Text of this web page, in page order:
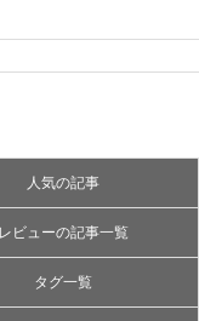
人気の記事
レビューの記事一覧
タグ一覧